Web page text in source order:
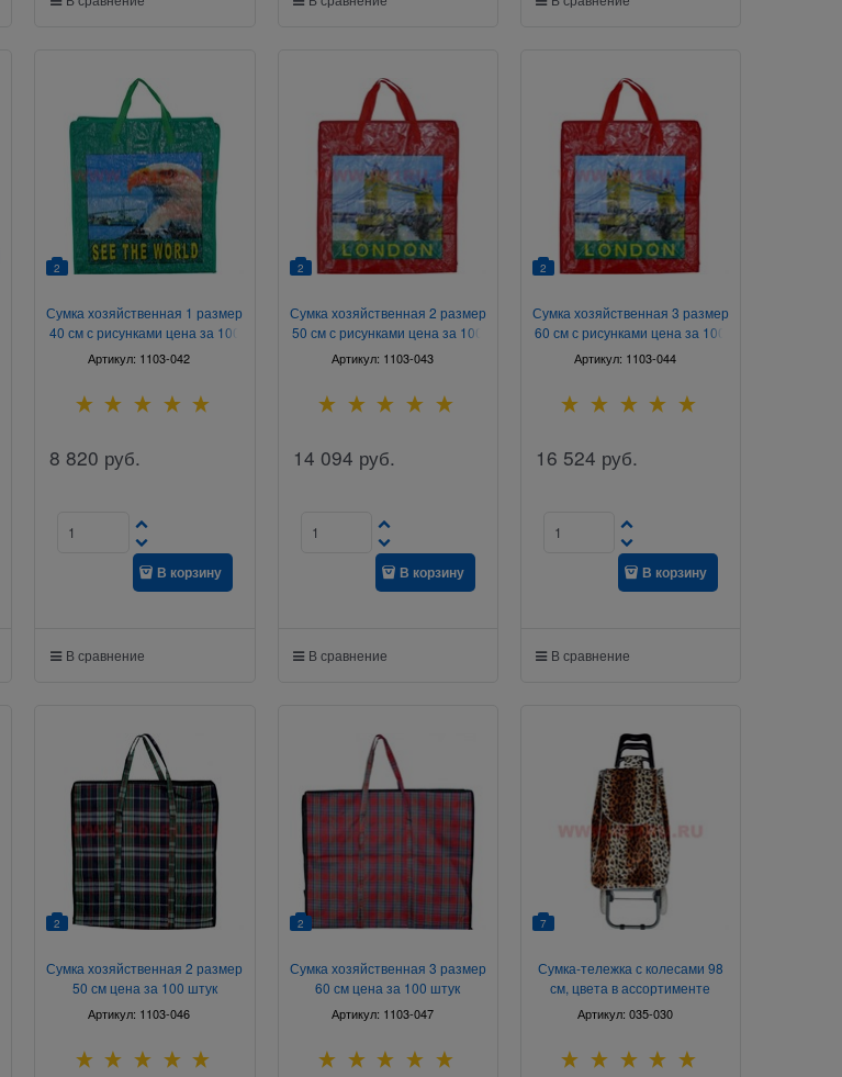
2
Сумка хозяйственная 1 размер
40 см с рисунками цена за 100
штук
Артикул: 1103-042
8 820 руб.
В корзину
В сравнение
2
Сумка хозяйственная 2 размер
50 см с рисунками цена за 100
штук
Артикул: 1103-043
14 094 руб.
В корзину
В сравнение
2
Сумка хозяйственная 3 размер
60 см с рисунками цена за 100
штук
Артикул: 1103-044
16 524 руб.
В корзину
В сравнение
2
Сумка хозяйственная 2 размер
50 см цена за 100 штук
Артикул: 1103-046
2
Сумка хозяйственная 3 размер
60 см цена за 100 штук
Артикул: 1103-047
7
Сумка-тележка с колесами 98
см, цвета в ассортименте
Артикул: 035-030